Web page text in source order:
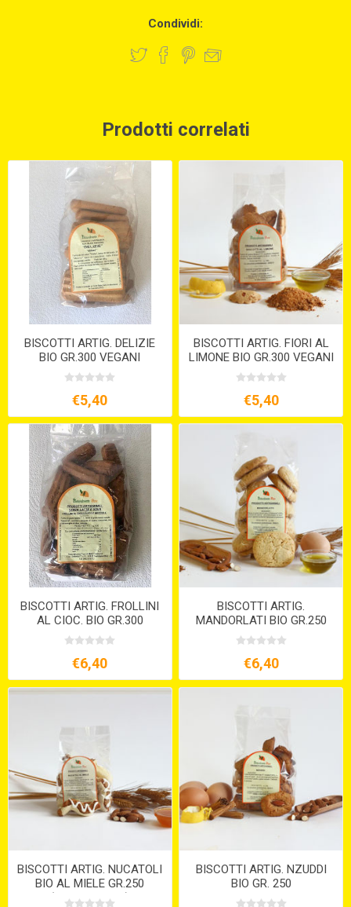
Condividi:
Prodotti correlati
BISCOTTI ARTIG. DELIZIE
BIO GR.300 VEGANI
€5,40
BISCOTTI ARTIG. FIORI AL
LIMONE BIO GR.300 VEGANI
€5,40
BISCOTTI ARTIG. FROLLINI
AL CIOC. BIO GR.300
VEGANI
€6,40
BISCOTTI ARTIG.
MANDORLATI BIO GR.250
€6,40
BISCOTTI ARTIG. NUCATOLI
BIO AL MIELE GR.250
(VEGETARIANI)
BISCOTTI ARTIG. NZUDDI
BIO GR. 250